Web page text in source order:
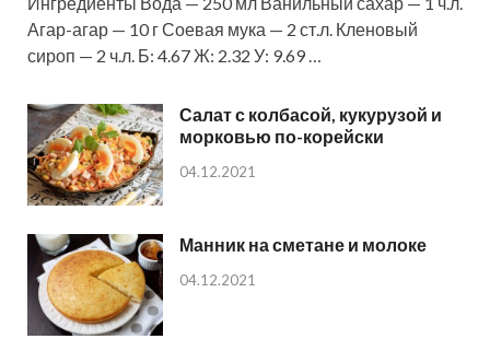
Агар-агар — 10 г Соевая мука — 2 ст.л. Кленовый
сироп — 2 ч.л. Б: 4.67 Ж: 2.32 У: 9.69 …
Салат с колбасой, кукурузой и
морковью по-корейски
04.12.2021
Манник на сметане и молоке
04.12.2021